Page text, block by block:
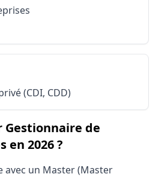
métier Gestionnaire de
(CDI, CDD)
de
en 2026 ?
avec un Master (Master